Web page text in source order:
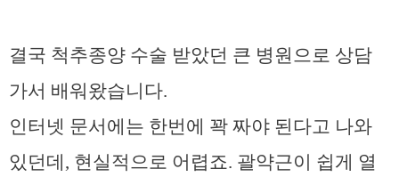
결국 척추종양 수술 받았던 큰 병원으로 상담
가서 배워왔습니다.
인터넷 문서에는 한번에 꽉 짜야 된다고 나와
있던데, 현실적으로 어렵죠. 괄약근이 쉽게 열